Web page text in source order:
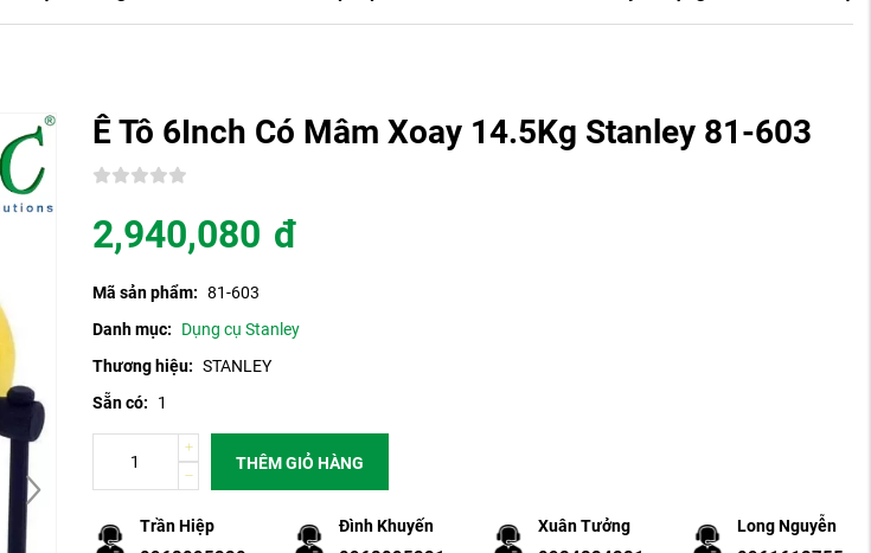
Ê Tô 6Inch Có Mâm Xoay 14.5Kg Stanley 81-603
2,940,080 đ
Mã sản phẩm: 81-603
Danh mục:
Dụng cụ Stanley
Thương hiệu: STANLEY
Sẵn có:
1
THÊM GIỎ HÀNG
Trần Hiệp Đình Khuyến Xuân Tưởng Long Nguyễn